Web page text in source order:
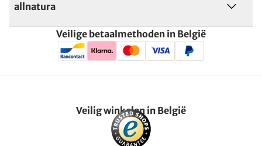
allnatura
Veilige betaalmethoden in België
Veilig winkelen in België